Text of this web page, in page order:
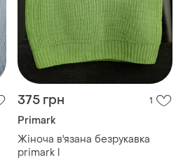
375 грн 1
Primark
Жіноча в'язана безрукавка
primark l